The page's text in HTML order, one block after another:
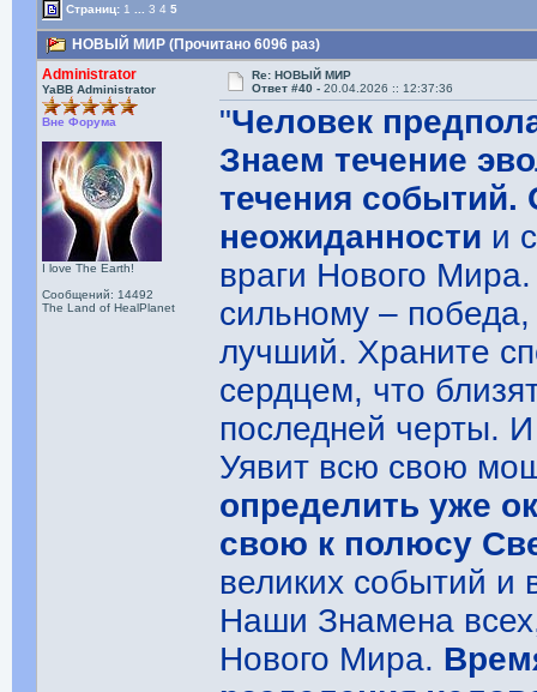
Страниц: 1 3 4 5
НОВЫЙ МИР (Прочитано 6096 раз)
Administrator
YaBB Administrator
Вне Форума
I love The Earth!
Сообщений: 14492
The Land of HealPlanet
Re: НОВЫЙ МИР
Ответ #40 -20.04.2026 :: 12:37:36
"Человек
Знаем течение
течения событий.
неожиданности и
враги Нового
сильному –
лучший. Храните
сердцем, что
последней черты.
Уявит всю свою
определить уже
свою к полюсу
великих событий
Наши Знамена
Нового Мира.